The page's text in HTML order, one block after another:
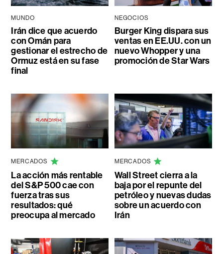
MUNDO
Irán dice que acuerdo
con Omán para
gestionar el estrecho de
Ormuz está en su fase
final
NEGOCIOS
Burger King dispara sus
ventas en EE.UU. con un
nuevo Whopper y una
promoción de Star Wars
MERCADOS
La acción más rentable
del S&P 500 cae con
fuerza tras sus
resultados: qué
preocupa al mercado
MERCADOS
Wall Street cierra a la
baja por el repunte del
petróleo y nuevas dudas
sobre un acuerdo con
Irán